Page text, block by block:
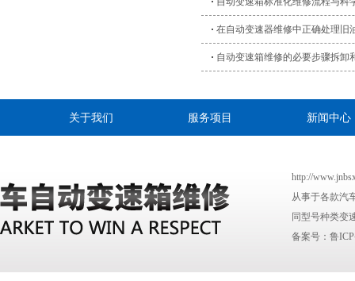
在自动变速器维修中正确处理旧
自动变速箱维修的必要步骤拆卸
关于我们 服务项目 新闻中心
http://
从事于各款汽
同型号种类变
备案号： 鲁